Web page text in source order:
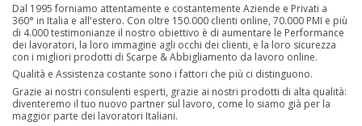
Dal 1995 forniamo attentamente e costantemente Aziende e Privati a
360° in Italia e all'estero. Con oltre 150.000 clienti online, 70.000 PMI e più
di 4.000 testimonianze il nostro obiettivo è di aumentare le Performance
dei lavoratori, la loro immagine agli occhi dei clienti, e la loro sicurezza
con i migliori prodotti di Scarpe & Abbigliamento da lavoro online.
Qualità e Assistenza costante sono i fattori che più ci distinguono.
Grazie ai nostri consulenti esperti, grazie ai nostri prodotti di alta qualità:
diventeremo il tuo nuovo partner sul lavoro, come lo siamo già per la
maggior parte dei lavoratori Italiani.